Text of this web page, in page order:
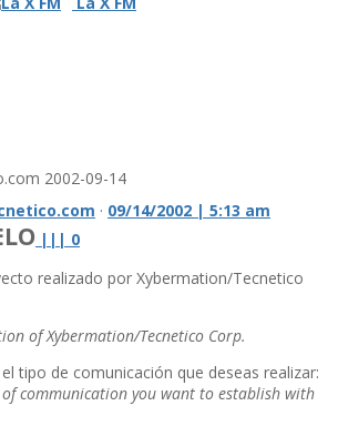
2002-09-14
· 09/14/2002 | 5:13 am
| | | 0
realizado por Xybermation/Tecnetico
of Xybermation/Tecnetico Corp.
tipo de comunicación que deseas realizar:
of communication you want to establish with